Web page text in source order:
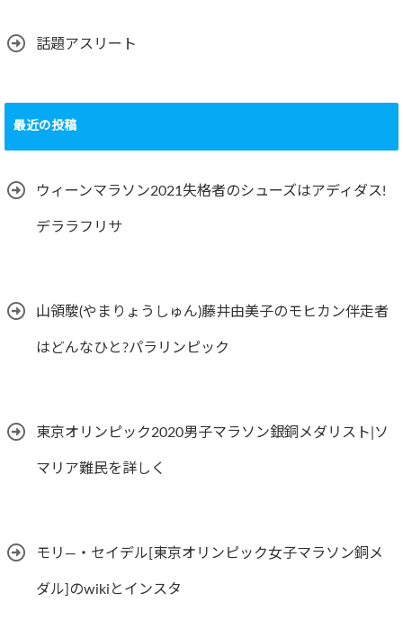
話題アスリート
最近の投稿
ウィーンマラソン2021失格者のシューズはアディダス!
デララフリサ
山領駿(やまりょうしゅん)藤井由美子のモヒカン伴走者
はどんなひと?パラリンピック
東京オリンピック2020男子マラソン銀銅メダリスト|ソ
マリア難民を詳しく
モリ―・セイデル[東京オリンピック女子マラソン銅メ
ダル]のwikiとインスタ